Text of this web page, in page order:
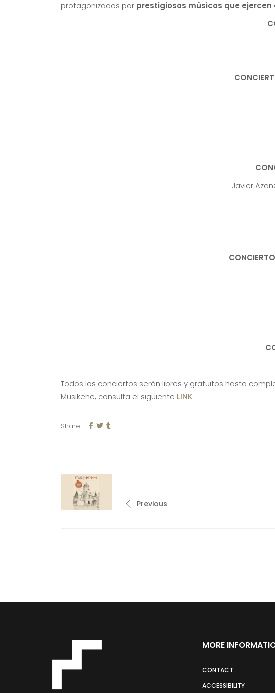
protagonizados por prestigiosos músicos que
Javier
Todos los conciertos serán libres y gratuitos hasta
Musikene, consulta el siguiente LINK
Share
Previous
MORE
CONTACT
ACCESSIBILITY